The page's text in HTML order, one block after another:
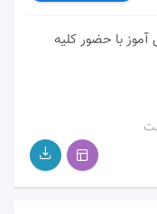
روز دانش آموز با حضور کلیه